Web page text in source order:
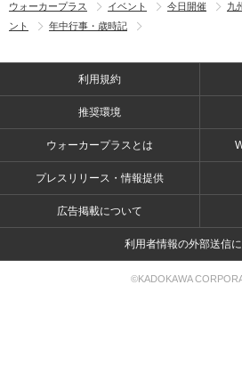
ウォーカープラス イベント 今日開催 九
ント
年中行事・歳時記
利用規約
推奨環境
ウォーカープラスとは
プレスリリース・情報提供
広告掲載について
利用者情報の外部送信
©KADOKAWA